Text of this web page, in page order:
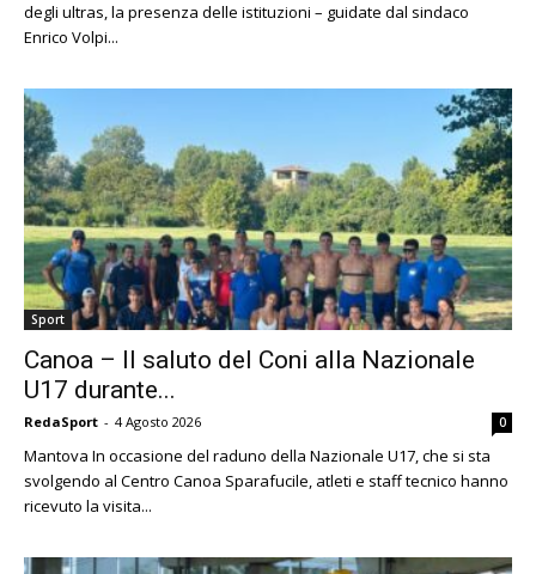
degli ultras, la presenza delle istituzioni – guidate dal sindaco
Enrico Volpi...
Sport
Canoa – Il saluto del Coni alla Nazionale
U17 durante...
RedaSport - 4 Agosto 2026 0
Mantova In occasione del raduno della Nazionale U17, che si sta
svolgendo al Centro Canoa Sparafucile, atleti e staff tecnico hanno
ricevuto la visita...